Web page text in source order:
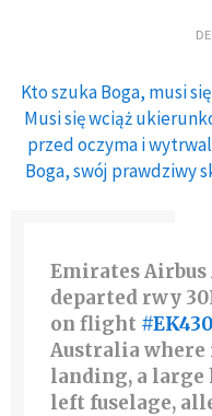
Kto szuka Boga, musi
Musi się wciąż
przed oczyma i
Boga, swój prawdziwy
Emirates Airbus
departed rwy
on flight #EK430
Australia where
landing, a large
left fuselage,